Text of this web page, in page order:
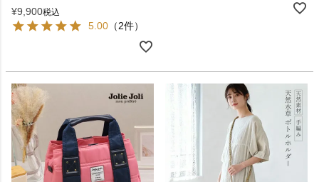
¥9,900税込
5.00 （2件）